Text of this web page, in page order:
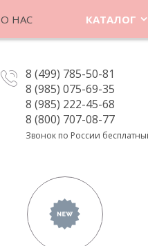
О НАС КАТАЛОГ
8 (499) 785-50-81
8 (985) 075-69-35
8 (985) 222-45-68
8 (800) 707-08-77
Звонок по России